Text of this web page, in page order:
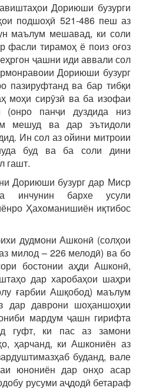
Дориюши бузурги
подшоҳӣ 521-486 пеш аз
маълум мешавад, ки соли
фасли тирамоҳ ё поиз оғоз
ҷашни иди аввали сол
Дориюши бузург
пазируфтанд ва бар тибқи
моҳи сирӯзӣ ва ба изофаи
(онро панҷи дуздида низ
мешуд ва дар эътидоли
Ин сол аз ойини митроии
буд ва ба соли дини
гашт.
Дориюши бузург дар Миср
инчунин бархе усули
Ҳахоманишиён иқтибос
дудмони Ашконӣ (солҳои
милод – 226 мелодӣ) ва бо
бостонии аҳди Ашконӣ,
дар харобаҳои шаҳри
ғарбии Ашқобод) маълум
дар даврони шоҳаншоҳии
мардум ҷашн гирифта
гуфт, ки пас аз замони
ҳарчанд, ки Ашкониён аз
буданд, вале
юнониён дар онҳо асар
русуми аҷдодӣ бетараф